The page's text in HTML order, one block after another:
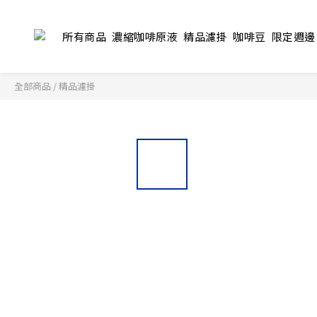
所有商品 濃縮咖啡原液 精品濾掛 咖啡豆 限定週邊
全部商品 /精品濾掛